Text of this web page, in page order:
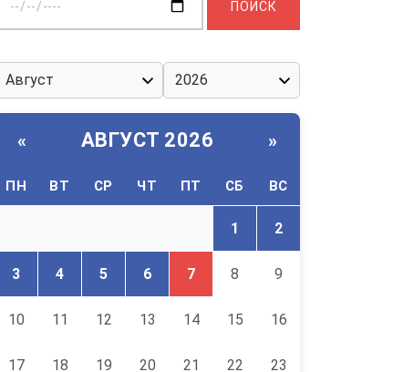
дату:
« АВГУСТ 2026 »
ПН ВТ СР ЧТ ПТ СБ ВС
1 2
3 4 5 6 7 8 9
10 11 12 13 14 15 16
17 18 19 20 21 22 23